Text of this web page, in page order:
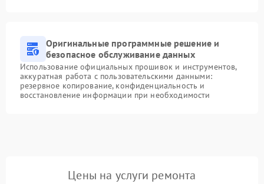
Оригинальные программные решение и
безопасное обслуживание данных
Использование официальных прошивок и инструментов,
аккуратная работа с пользовательскими данными:
резервное копирование, конфиденциальность и
восстановление информации при необходимости
Цены на услуги ремонта